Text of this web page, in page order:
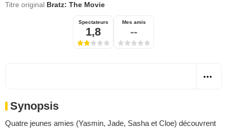
Titre original Bratz: The Movie
Spectateurs
1,8
Mes amis
--
Synopsis
Quatre jeunes amies (Yasmin, Jade, Sasha et Cloe) découvrent